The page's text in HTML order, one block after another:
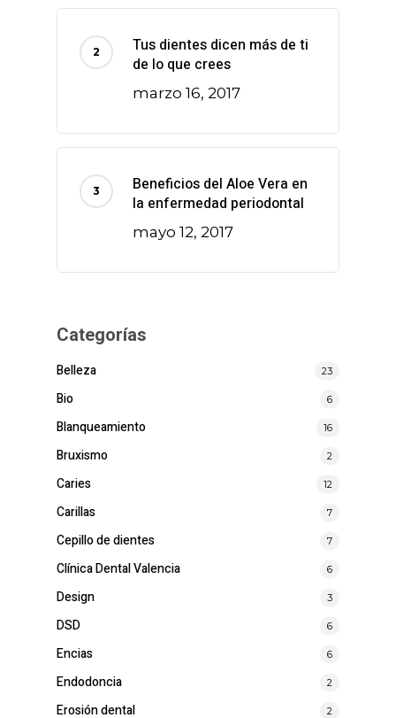
Tus dientes dicen más de ti
de lo que crees
marzo 16, 2017
Beneficios del Aloe Vera en
la enfermedad periodontal
mayo 12, 2017
Categorías
Belleza 23
Bio 6
Blanqueamiento 16
Bruxismo 2
Caries 12
Carillas 7
Cepillo de dientes 7
Clínica Dental Valencia 6
Design 3
DSD 6
Encias 6
Endodoncia 2
Erosión dental 2